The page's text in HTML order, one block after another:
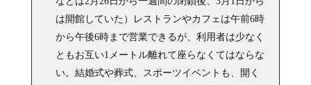
は開館していた）レストランやカフェは午前6時
から午後6時まで営業できるが、利用者は少なく
ともお互い1メートル離れて座らなくてはならな
い。結婚式や葬式、スポーツイベントも、開く